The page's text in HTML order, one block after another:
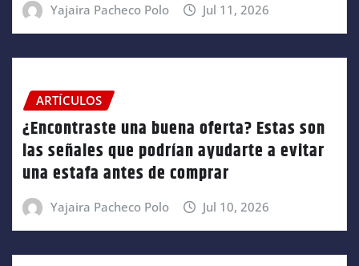
Yajaira Pacheco Polo Jul 11, 2026
ARTÍCULOS
¿Encontraste una buena oferta? Estas son
las señales que podrían ayudarte a evitar
una estafa antes de comprar
Yajaira Pacheco Polo Jul 10, 2026